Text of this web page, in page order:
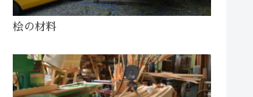
桧の材料